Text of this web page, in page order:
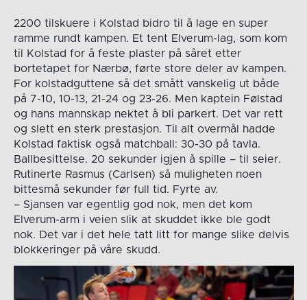
2200 tilskuere i Kolstad bidro til å lage en super
ramme rundt kampen. Et tent Elverum-lag, som kom
til Kolstad for å feste plaster på såret etter
bortetapet for Nærbø, førte store deler av kampen.
For kolstadguttene så det smått vanskelig ut både
på 7-10, 10-13, 21-24 og 23-26. Men kaptein Følstad
og hans mannskap nektet å bli parkert. Det var rett
og slett en sterk prestasjon. Til alt overmål hadde
Kolstad faktisk også matchball: 30-30 på tavla.
Ballbesittelse. 20 sekunder igjen å spille – til seier.
Rutinerte Rasmus (Carlsen) så muligheten noen
bittesmå sekunder før full tid. Fyrte av.
– Sjansen var egentlig god nok, men det kom
Elverum-arm i veien slik at skuddet ikke ble godt
nok. Det var i det hele tatt litt for mange slike delvis
blokkeringer på våre skudd.